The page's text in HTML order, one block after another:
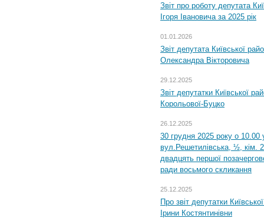
Звіт про роботу депутата
Ігоря Івановича за 2025 рік
01.01.2026
Звіт депутата Київської
Олександра Вікторовича
29.12.2025
Звіт депутатки Київської
Корольової-Буцко
26.12.2025
30 грудня 2025 року о 10.00
вул.Решетилівська, ½, кім.
двадцять першої
ради восьмого скликання
25.12.2025
Про звіт депутатки
Ірини Костянтинівни